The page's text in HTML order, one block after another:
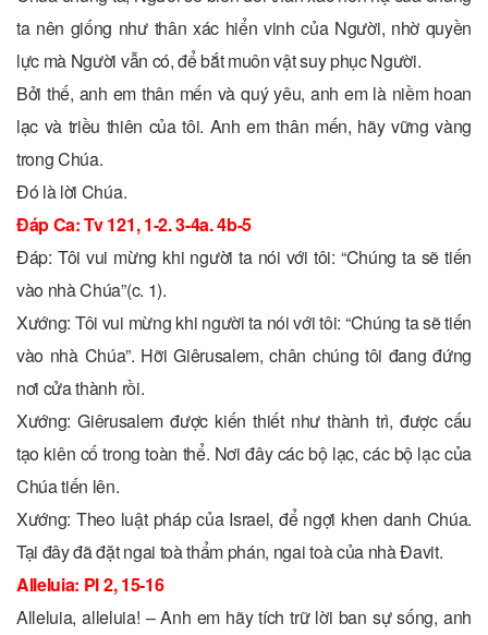
ta nên giống như thân xác hiển vinh của Người, nhờ quyền
lực mà Người vẫn có, để bắt muôn vật suy phục Người.
Bởi thế, anh em thân mến và quý yêu, anh em là niềm hoan
lạc và triều thiên của tôi. Anh em thân mến, hãy vững vàng
trong Chúa.
Ðó là lời Chúa.
Ðáp Ca: Tv 121, 1-2. 3-4a. 4b-5
Ðáp: Tôi vui mừng khi người ta nói với tôi: “Chúng ta sẽ tiến
vào nhà Chúa”(c. 1).
Xướng: Tôi vui mừng khi người ta nói với tôi: “Chúng ta sẽ tiến
vào nhà Chúa”. Hỡi Giêrusalem, chân chúng tôi đang đứng
nơi cửa thành rồi.
Xướng: Giêrusalem được kiến thiết như thành trì, được cấu
tạo kiên cố trong toàn thể. Nơi đây các bộ lạc, các bộ lạc của
Chúa tiến lên.
Xướng: Theo luật pháp của Israel, để ngợi khen danh Chúa.
Tại đây đã đặt ngai toà thẩm phán, ngai toà của nhà Ðavit.
Alleluia: Pl 2, 15-16
Alleluia, alleluia! – Anh em hãy tích trữ lời ban sự sống, anh